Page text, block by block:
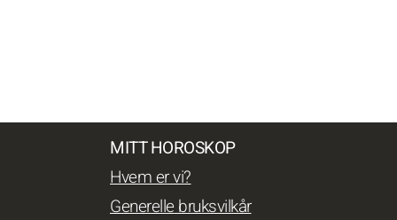
MITT HOROSKOP
Hvem er vi?
Generelle bruksvilkår